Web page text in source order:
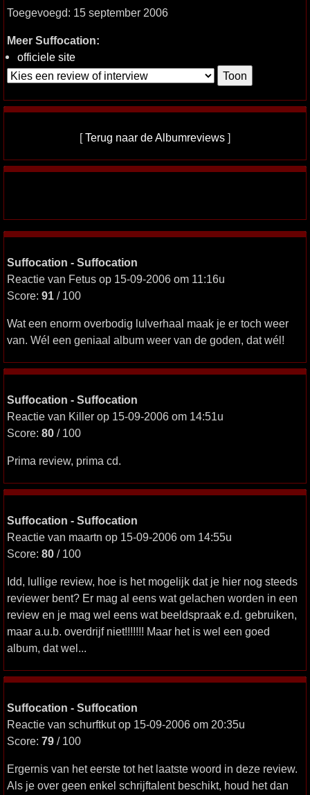
Toegevoegd: 15 september 2006
Meer Suffocation:
officiele site
[Terug naar de Albumreviews ]
Suffocation - Suffocation
Reactie van Fetus op 15-09-2006 om 11:16u
Score: 91 / 100
Wat een enorm overbodig lulverhaal maak je er toch weer
van. Wél een geniaal album weer van de goden, dat wél!
Suffocation - Suffocation
Reactie van Killer op 15-09-2006 om 14:51u
Score: 80 / 100
Prima review, prima cd.
Suffocation - Suffocation
Reactie van maartn op 15-09-2006 om 14:55u
Score: 80 / 100
Idd, lullige review, hoe is het mogelijk dat je hier nog steeds
reviewer bent? Er mag al eens wat gelachen worden in een
review en je mag wel eens wat beeldspraak e.d. gebruiken,
maar a.u.b. overdrijf niet!!!!!!! Maar het is wel een goed
album, dat wel...
Suffocation - Suffocation
Reactie van schurftkut op 15-09-2006 om 20:35u
Score: 79 / 100
Ergernis van het eerste tot het laatste woord in deze review.
Als je over geen enkel schrijftalent beschikt, houd het dan